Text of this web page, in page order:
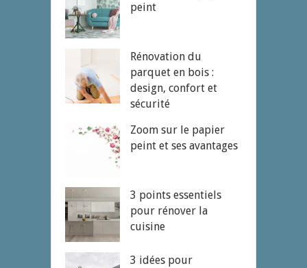
peint
Rénovation du
parquet en bois :
design, confort et
sécurité
Zoom sur le papier
peint et ses avantages
3 points essentiels
pour rénover la
cuisine
3 idées pour